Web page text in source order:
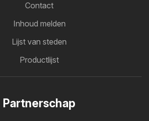
Contact
Inhoud melden
Lijst van steden
Productlijst
Partnerschap